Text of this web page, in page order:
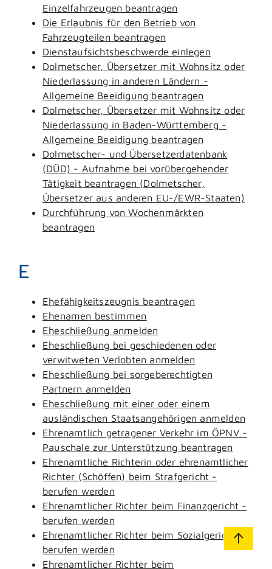
Einzelfahrzeugen beantragen
Die Erlaubnis für den Betrieb von
Fahrzeugteilen beantragen
Dienstaufsichtsbeschwerde einlegen
Dolmetscher, Übersetzer mit Wohnsitz oder
Niederlassung in anderen Ländern -
Allgemeine Beeidigung beantragen
Dolmetscher, Übersetzer mit Wohnsitz oder
Niederlassung in Baden-Württemberg -
Allgemeine Beeidigung beantragen
Dolmetscher- und Übersetzerdatenbank
(DÜD) - Aufnahme bei vorübergehender
Tätigkeit beantragen (Dolmetscher,
Übersetzer aus anderen EU-/EWR-Staaten)
Durchführung von Wochenmärkten
beantragen
E
Ehefähigkeitszeugnis beantragen
Ehenamen bestimmen
Eheschließung anmelden
Eheschließung bei geschiedenen oder
verwitweten Verlobten anmelden
Eheschließung bei sorgeberechtigten
Partnern anmelden
Eheschließung mit einer oder einem
ausländischen Staatsangehörigen anmelden
Ehrenamtlich getragener Verkehr im ÖPNV -
Pauschale zur Unterstützung beantragen
Ehrenamtliche Richterin oder ehrenamtlicher
Richter (Schöffen) beim Strafgericht -
berufen werden
Ehrenamtlicher Richter beim Finanzgericht -
berufen werden
Ehrenamtlicher Richter beim Sozialgericht -
berufen werden
Ehrenamtlicher Richter beim